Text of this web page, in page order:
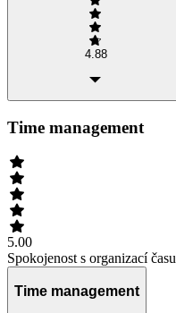
4.88
Time management
5.00
Spokojenost s organizací času
Time management